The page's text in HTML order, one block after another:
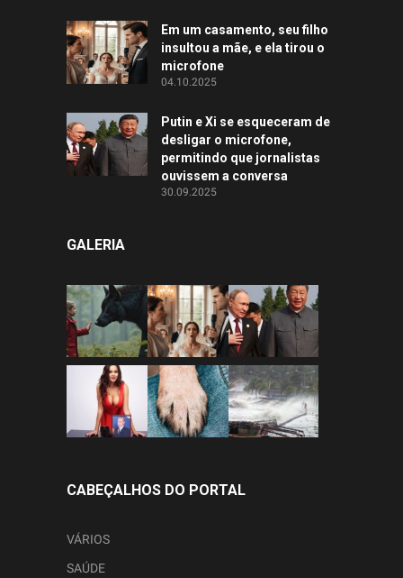
Em um casamento, seu filho
insultou a mãe, e ela tirou o
microfone
04.10.2025
Putin e Xi se esqueceram de
desligar o microfone,
permitindo que jornalistas
ouvissem a conversa
30.09.2025
GALERIA
CABEÇALHOS DO PORTAL
VÁRIOS
SAÚDE